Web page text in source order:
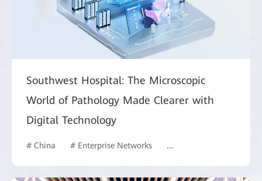
Southwest Hospital: The Microscopic
World of Pathology Made Clearer with
Digital Technology
# China # Enterprise Networks # Manufacturing